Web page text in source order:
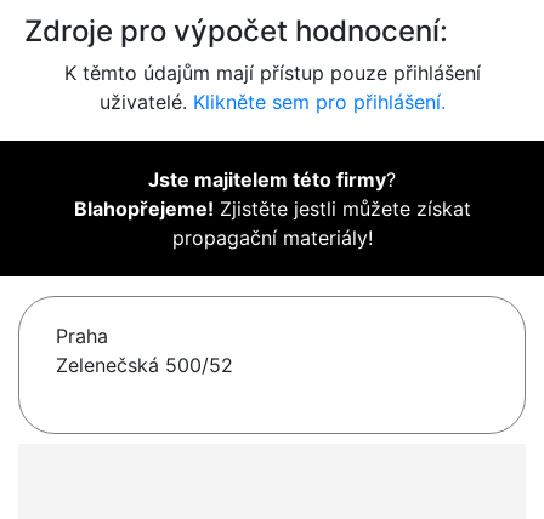
Zdroje pro výpočet hodnocení:
K těmto údajům mají přístup pouze přihlášení
uživatelé. Klikněte sem pro přihlášení.
Jste majitelem této firmy?
Blahopřejeme! Zjistěte jestli můžete získat
propagační materiály!
Praha
Zelenečská 500/52